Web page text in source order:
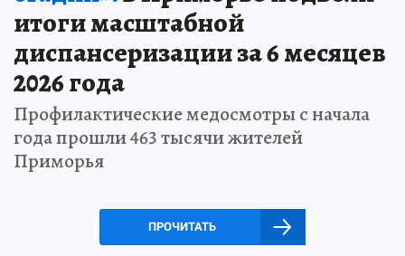
итоги масштабной
диспансеризации за 6 месяцев
2026 года
Профилактические медосмотры с начала
года прошли 463 тысячи жителей
Приморья
ПРОЧИТАТЬ